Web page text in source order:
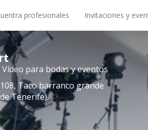
profesionales Invitaciones y
para bodas y eventos
Taco barranco grande
Tenerife)